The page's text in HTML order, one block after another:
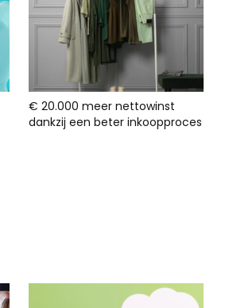
€ 20.000 meer nettowinst
dankzij een beter inkoopproces